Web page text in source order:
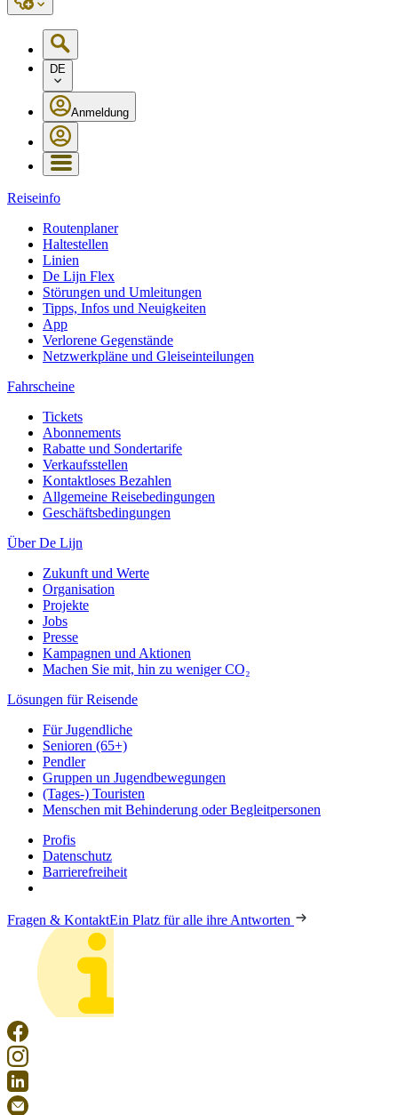
DE
Anmeldung
Reiseinfo
Routenplaner
Haltestellen
Linien
De Lijn Flex
Störungen und Umleitungen
Tipps, Infos und Neuigkeiten
App
Verlorene Gegenstände
Netzwerkpläne und Gleiseinteilungen
Fahrscheine
Tickets
Abonnements
Rabatte und Sondertarife
Verkaufsstellen
Kontaktloses Bezahlen
Allgemeine Reisebedingungen
Geschäftsbedingungen
Über De Lijn
Zukunft und Werte
Organisation
Projekte
Jobs
Presse
Kampagnen und Aktionen
Machen Sie mit, hin zu weniger CO₂
Lösungen für Reisende
Für Jugendliche
Senioren (65+)
Pendler
Gruppen un Jugendbewegungen
(Tages-) Touristen
Menschen mit Behinderung oder Begleitpersonen
Profis
Datenschutz
Barrierefreiheit
Fragen & KontaktEin Platz für alle ihre Antworten